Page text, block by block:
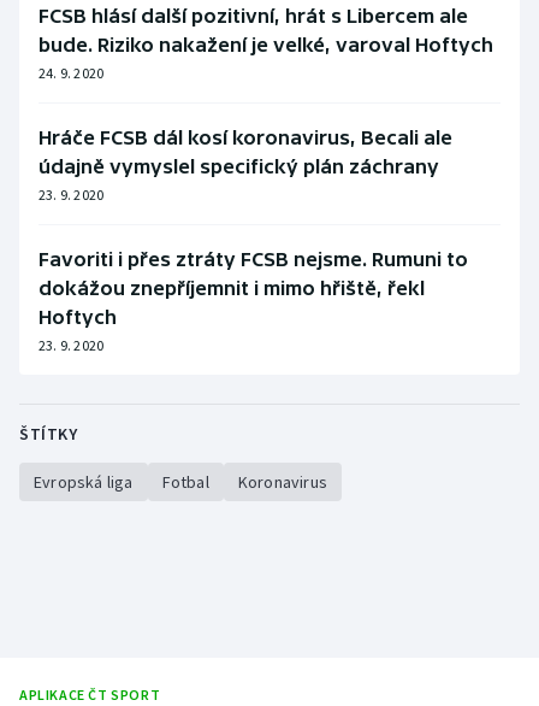
FCSB hlásí další pozitivní, hrát s Libercem ale
bude. Riziko nakažení je velké, varoval Hoftych
24. 9. 2020
Hráče FCSB dál kosí koronavirus, Becali ale
údajně vymyslel specifický plán záchrany
23. 9. 2020
Favoriti i přes ztráty FCSB nejsme. Rumuni to
dokážou znepříjemnit i mimo hřiště, řekl
Hoftych
23. 9. 2020
ŠTÍTKY
Evropská liga Fotbal Koronavirus
APLIKACE ČT SPORT